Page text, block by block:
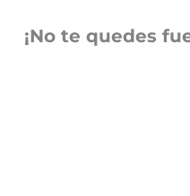
¡No te quedes